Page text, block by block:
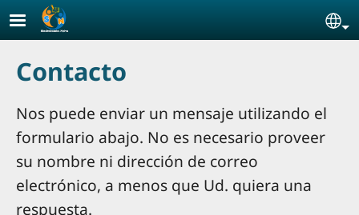
Pasar al contenido principal
Contacto
Nos puede enviar un mensaje utilizando el
formulario abajo. No es necesario proveer
su nombre ni dirección de correo
electrónico, a menos que Ud. quiera una
respuesta.